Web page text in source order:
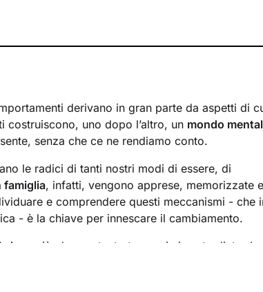
derivano in gran parte da aspetti di
costruiscono, uno dopo l’altro, un mondo
senza che ce ne rendiamo conto.
le radici di tanti nostri modi di essere, di
famiglia, infatti, vengono apprese, memorizzate e
e comprendere questi meccanismi - che
- è la chiave per innescare il cambiamento.
luce
ciò che per tanto tempo è rimasto dietro le
è il primo passo necessario per